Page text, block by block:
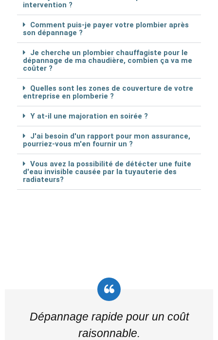
intervention ?
Comment puis-je payer votre plombier après
son dépannage ?
Je cherche un plombier chauffagiste pour le
dépannage de ma chaudière, combien ça va me
coûter ?
Quelles sont les zones de couverture de votre
entreprise en plomberie ?
Y at-il une majoration en soirée ?
J'ai besoin d'un rapport pour mon assurance,
pourriez-vous m'en fournir un ?
Vous avez la possibilité de détécter une fuite
d'eau invisible causée par la tuyauterie des
radiateurs?
Dépannage rapide pour un coût
raisonnable.